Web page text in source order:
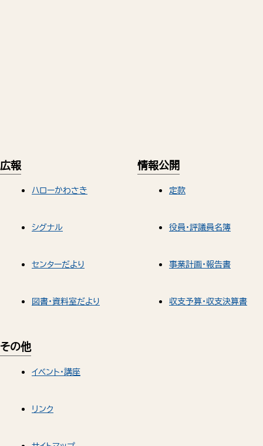
広報
ハローかわさき
シグナル
センターだより
図書・資料室だより
情報公開
定款
役員・評議員名簿
事業計画・報告書
収支予算・収支決算書
その他
イベント・講座
リンク